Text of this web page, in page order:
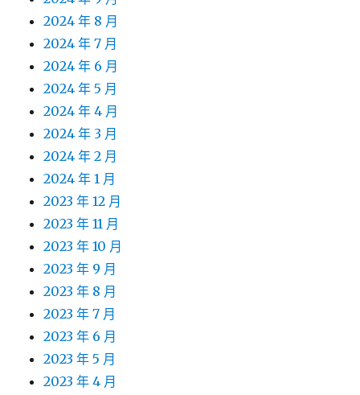
2024 年 8 月
2024 年 7 月
2024 年 6 月
2024 年 5 月
2024 年 4 月
2024 年 3 月
2024 年 2 月
2024 年 1 月
2023 年 12 月
2023 年 11 月
2023 年 10 月
2023 年 9 月
2023 年 8 月
2023 年 7 月
2023 年 6 月
2023 年 5 月
2023 年 4 月